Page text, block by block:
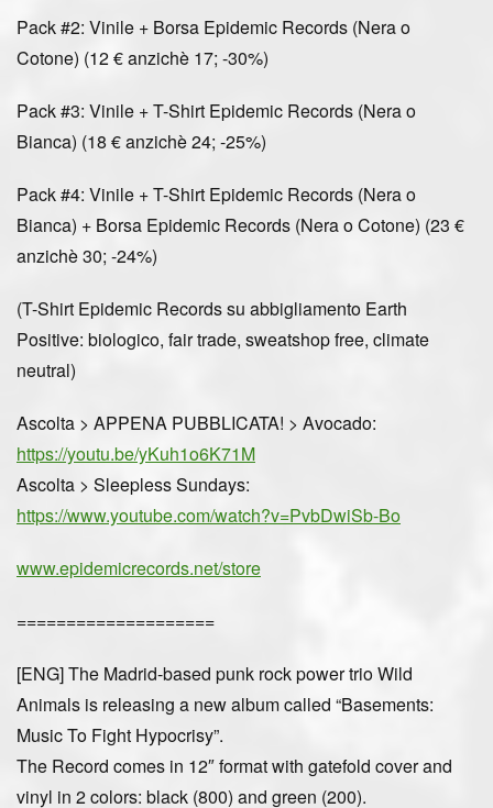
Pack #2: Vinile + Borsa Epidemic Records (Nera o
Cotone) (12 € anzichè 17; -30%)
Pack #3: Vinile + T-Shirt Epidemic Records (Nera o
Bianca) (18 € anzichè 24; -25%)
Pack #4: Vinile + T-Shirt Epidemic Records (Nera o
Bianca) + Borsa Epidemic Records (Nera o Cotone) (23 €
anzichè 30; -24%)
(T-Shirt Epidemic Records su abbigliamento Earth
Positive: biologico, fair trade, sweatshop free, climate
neutral)
Ascolta > APPENA PUBBLICATA! > Avocado:
https://youtu.be/yKuh1o6K71M
Ascolta > Sleepless Sundays:
https://www.youtube.com/watch?v=PvbDwiSb-Bo
www.epidemicrecords.net/store
====================
[ENG]The Madrid-based punk rock power trio Wild
Animals is releasing a new album called “Basements:
Music To Fight Hypocrisy”.
The Record comes in 12″ format with gatefold cover and
vinyl in 2 colors: black (800) and green (200).